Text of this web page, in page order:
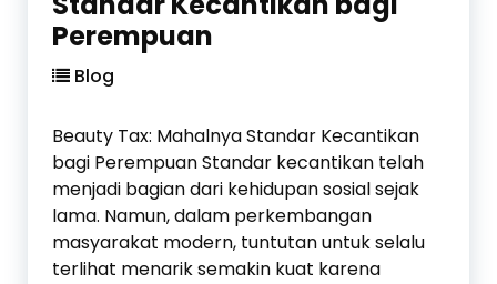
b
e
r
R
e
m
Perempuan
Blog
Beauty Tax: Mahalnya Standar Kecantikan
bagi Perempuan Standar kecantikan telah
menjadi bagian dari kehidupan sosial sejak
lama. Namun, dalam perkembangan
masyarakat modern, tuntutan untuk selalu
terlihat menarik semakin kuat karena